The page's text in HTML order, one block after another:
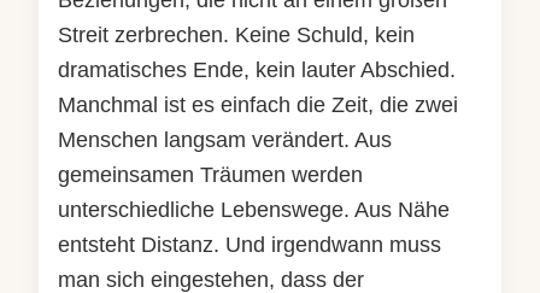
Streit zerbrechen. Keine Schuld, kein
dramatisches Ende, kein lauter Abschied.
Manchmal ist es einfach die Zeit, die zwei
Menschen langsam verändert. Aus
gemeinsamen Träumen werden
unterschiedliche Lebenswege. Aus Nähe
entsteht Distanz. Und irgendwann muss
man sich eingestehen, dass der